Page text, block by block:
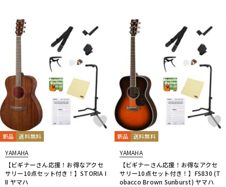
新品 送料無料
YAMAHA
【ビギナーさん応援！お得なアクセ
サリー10点セット付き！】STORIA I
II ヤマハ
新品 送料無料
YAMAHA
【ビギナーさん応援！お得なアクセ
サリー10点セット付き！】FS830 (T
obacco Brown Sunburst) ヤマハ